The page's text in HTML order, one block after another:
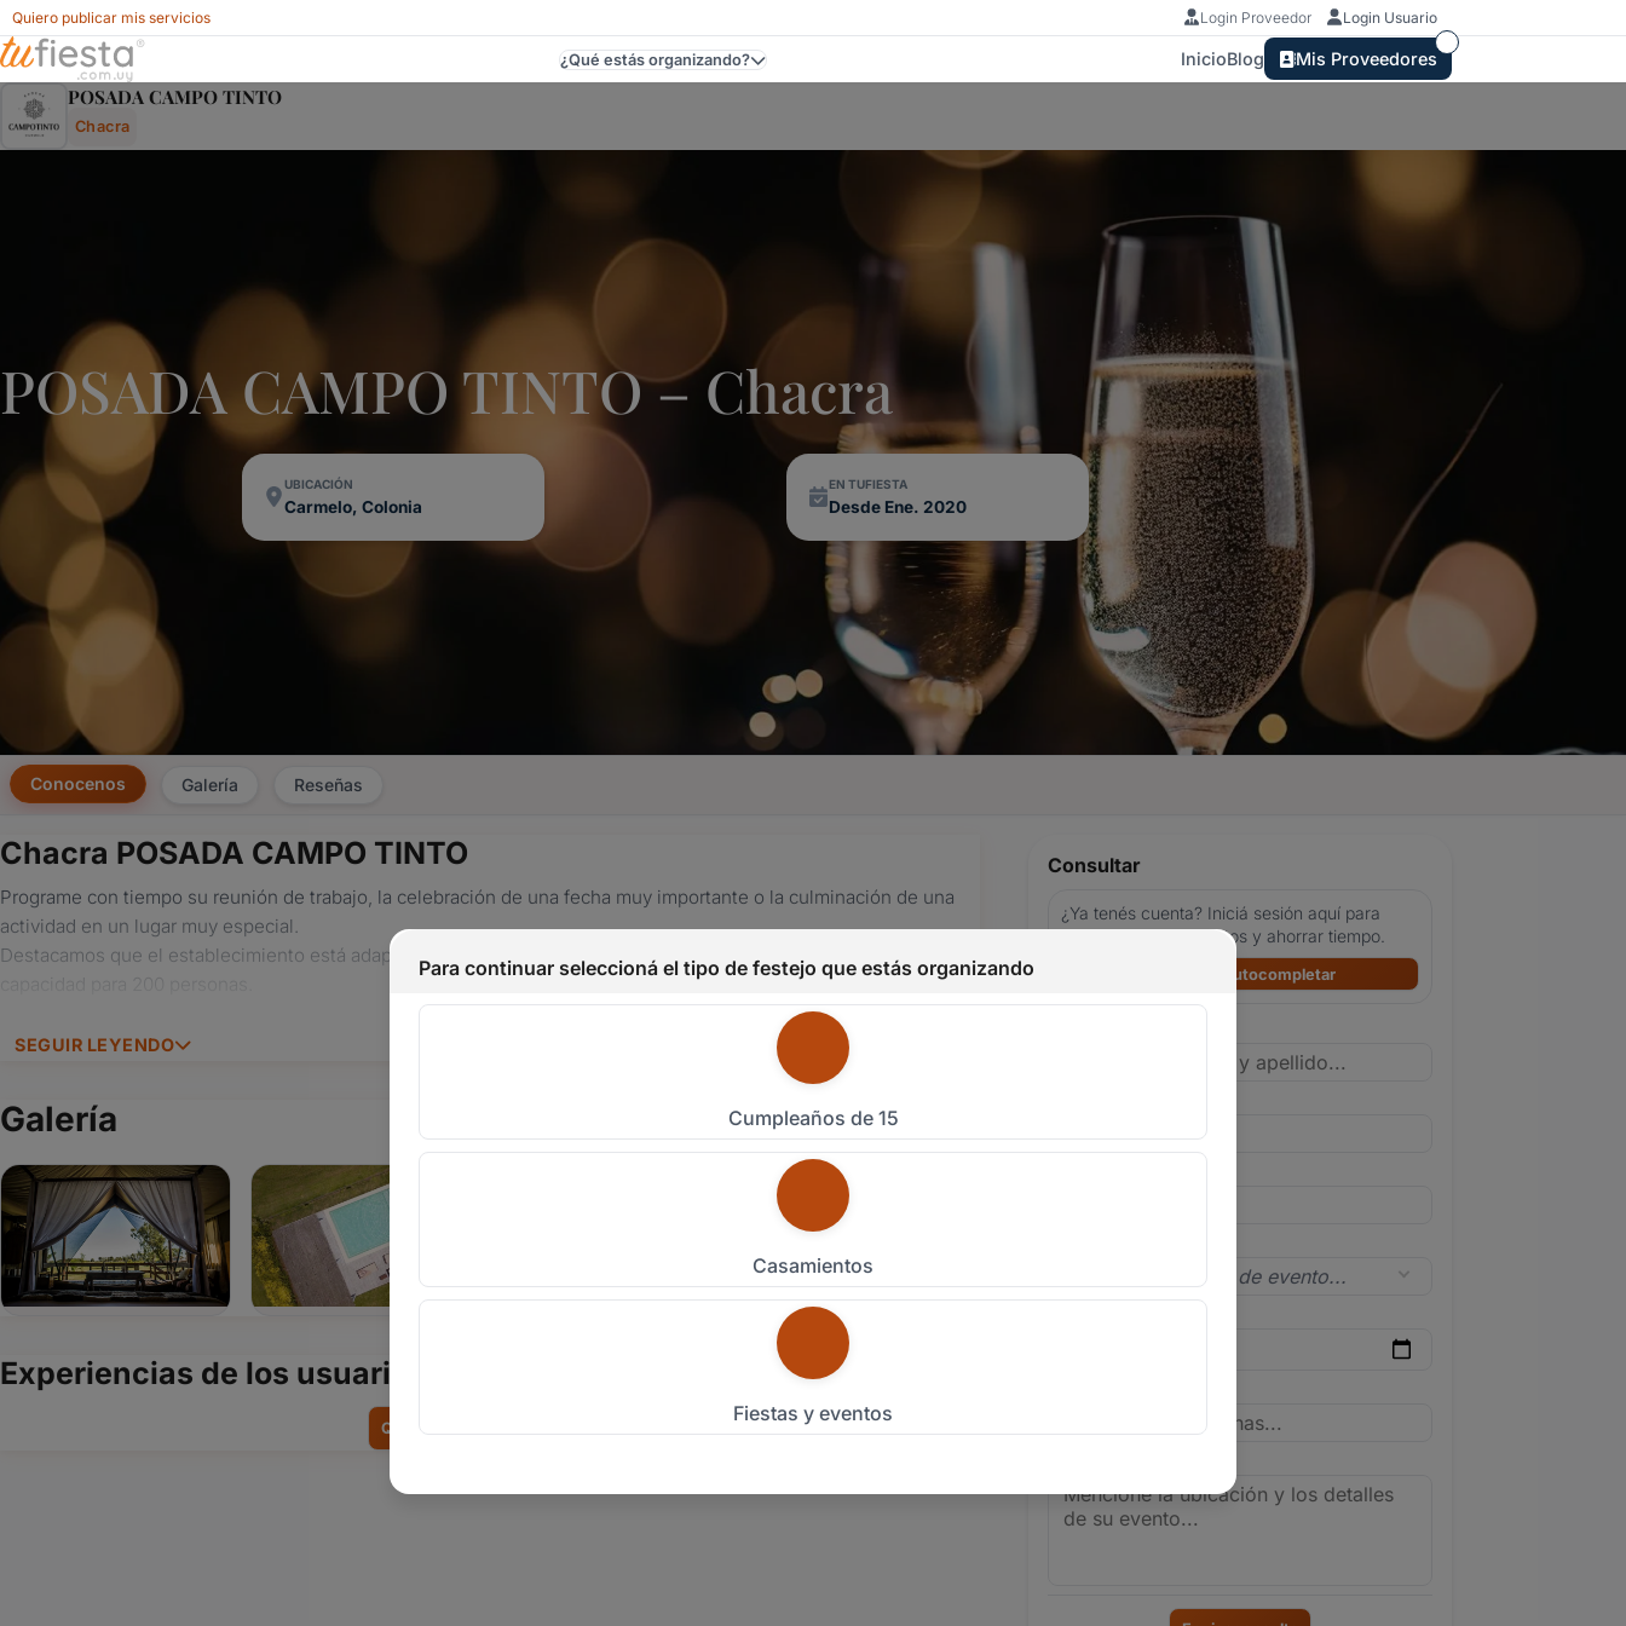
Quiero publicar mis servicios Login Proveedor Login Usuario
Posada Campo Tinto - Chacra En Carmelo, Colonia, Uruguay
¿Qué estás organizando? InicioBlog Mis Proveedores
Para continuar seleccioná el tipo de festejo que estás organizando
Cumpleaños de 15
Casamientos
Fiestas y eventos
POSADA CAMPO TINTO
Chacra
POSADA CAMPO TINTO – Chacra
UBICACIÓN
Carmelo, Colonia
EN TUFIESTA
Desde Ene. 2020
Conocenos Galería Reseñas
Chacra POSADA CAMPO TINTO
Programe con tiempo su reunión de trabajo, la celebración de una fecha muy importante o la culminación de una
actividad en un lugar muy especial.
Destacamos que el establecimiento está adaptado para realizar eventos como casamientos y cumpleaños con
SEGUIR LEYENDO
Galería
Experiencias de los usuarios
Quiero contar mi experiencia
Consultar
¿Ya tenés cuenta? Iniciá sesión aquí para
autocompletar tus datos y ahorrar tiempo.
Ingresar y autocompletar